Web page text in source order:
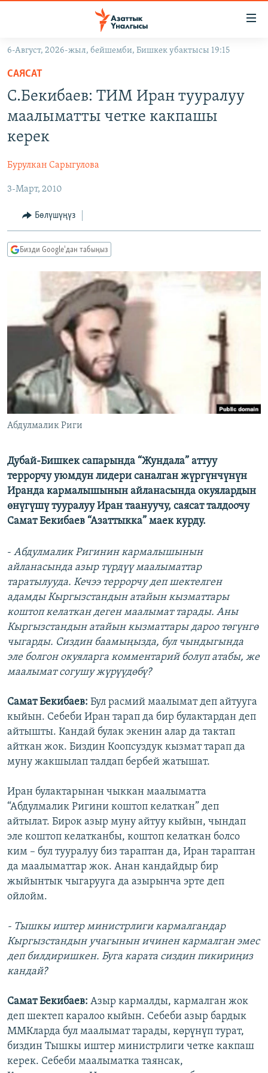
Навигацияга
өтүңүз
Издөөгө
салыңыз
КЫРГЫЗСТАН
МАДАНИЯТ
ТВ ПРОГРАММАЛАР
БҮГҮН АЗАТТЫКТА
ЭКСПЕРТТЕР ТАЛДАЙТ
ДАНИСТЕ
ЭЖЕ-СИҢДИЛЕР
АЗАТТЫК+
ЫҢГАЙСЫЗ СУРООЛОР
ПОДКАСТ
ӨЗГӨЧӨ ПИКИР
Русский
ОНЛАЙН ШЕРИНЕ
ЭЕ/АРнун бардык сайттары
6-Август, 2026-жыл, бейшемби, Бишкек убактысы 19:15
САЯСАТ
С.Бекибаев: ТИМ Иран тууралуу
маалыматты четке какпашы
керек
Бурулкан Сарыгулова
3-Март, 2010
Бөлүшүңүз
Бизди Google'дан табыңыз
Абдулмалик Риги
Дубай-Бишкек сапарында “Жундала” аттуу
террорчу уюмдун лидери саналган жүргүнчүнүн
Иранда кармалышынын айланасында окуялардын
өнүгүшү тууралуу Иран таануучу, саясат талдоочу
Самат Бекибаев “Азаттыкка” маек курду.
- Абдулмалик Ригинин кармалышынын
айланасында азыр түрдүү маалыматтар
таратылууда. Кечээ террорчу деп шектелген
адамды Кыргызстандын атайын кызматтары
коштоп келаткан деген маалымат тарады. Аны
Кыргызстандын атайын кызматтары дароо төгүнгө
чыгарды. Сиздин баамыңызда, бул чындыгында
эле болгон окуяларга комментарий болуп атабы, же
маалымат согушу жүрүүдөбү?
Самат Бекибаев: Бул расмий маалымат деп айтууга
кыйын. Себеби Иран тарап да бир булактардан деп
айтышты. Кандай булак экенин алар да тактап
айткан жок. Биздин Коопсуздук кызмат тарап да
муну жакшылап талдап бербей жатышат.
Иран булактарынан чыккан маалыматта
“Абдулмалик Ригини коштоп келаткан” деп
айтылат. Бирок азыр муну айтуу кыйын, чындап
эле коштоп келатканбы, коштоп келаткан болсо
ким – бул тууралуу биз тараптан да, Иран тараптан
да маалыматтар жок. Анан кандайдыр бир
жыйынтык чыгарууга да азырынча эрте деп
ойлойм.
- Тышкы иштер министрлиги кармалгандар
Кыргызстандын учагынын ичинен кармалган эмес
деп билдиришкен. Буга карата сиздин пикириңиз
кандай?
Самат Бекибаев: Азыр кармалды, кармалган жок
деп шектеп каралоо кыйын. Себеби азыр бардык
ММКларда бул маалымат тарады, көрүнүп турат,
биздин Тышкы иштер министрлиги четке какпаш
керек. Себеби маалыматка таянсак,